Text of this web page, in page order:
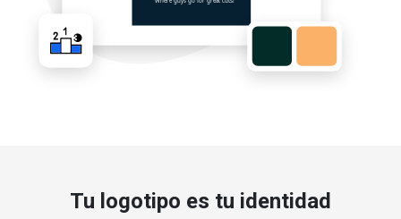
Tu logotipo es tu identidad